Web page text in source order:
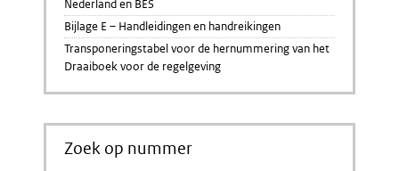
Nederland en BES
Bijlage E – Handleidingen en handreikingen
Transponeringstabel voor de hernummering van het
Draaiboek voor de regelgeving
Zoek op nummer